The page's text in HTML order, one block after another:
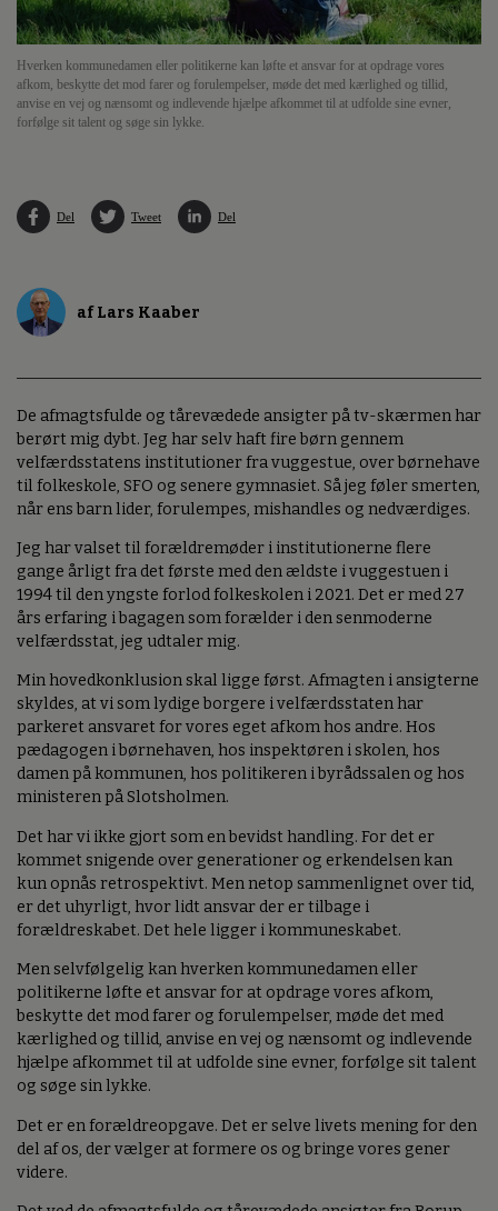
Hverken kommunedamen eller politikerne kan løfte et ansvar for at opdrage vores
afkom, beskytte det mod farer og forulempelser, møde det med kærlighed og tillid,
anvise en vej og nænsomt og indlevende hjælpe afkommet til at udfolde sine evner,
forfølge sit talent og søge sin lykke.
Del Tweet Del
af Lars Kaaber
De afmagtsfulde og tårevædede ansigter på tv-skærmen har
berørt mig dybt. Jeg har selv haft fire børn gennem
velfærdsstatens institutioner fra vuggestue, over børnehave
til folkeskole, SFO og senere gymnasiet. Så jeg føler smerten,
når ens barn lider, forulempes, mishandles og nedværdiges.
Jeg har valset til forældremøder i institutionerne flere
gange årligt fra det første med den ældste i vuggestuen i
1994 til den yngste forlod folkeskolen i 2021. Det er med 27
års erfaring i bagagen som forælder i den senmoderne
velfærdsstat, jeg udtaler mig.
Min hovedkonklusion skal ligge først. Afmagten i ansigterne
skyldes, at vi som lydige borgere i velfærdsstaten har
parkeret ansvaret for vores eget afkom hos andre. Hos
pædagogen i børnehaven, hos inspektøren i skolen, hos
damen på kommunen, hos politikeren i byrådssalen og hos
ministeren på Slotsholmen.
Det har vi ikke gjort som en bevidst handling. For det er
kommet snigende over generationer og erkendelsen kan
kun opnås retrospektivt. Men netop sammenlignet over tid,
er det uhyrligt, hvor lidt ansvar der er tilbage i
forældreskabet. Det hele ligger i kommuneskabet.
Men selvfølgelig kan hverken kommunedamen eller
politikerne løfte et ansvar for at opdrage vores afkom,
beskytte det mod farer og forulempelser, møde det med
kærlighed og tillid, anvise en vej og nænsomt og indlevende
hjælpe afkommet til at udfolde sine evner, forfølge sit talent
og søge sin lykke.
Det er en forældreopgave. Det er selve livets mening for den
del af os, der vælger at formere os og bringe vores gener
videre.